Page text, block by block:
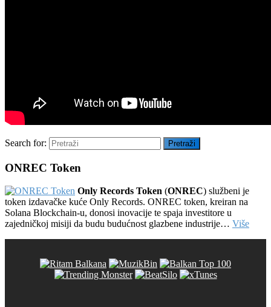
Search for: Pretraži
ONREC Token
Only Records Token (ONREC) službeni je
token izdavačke kuće Only Records. ONREC token, kreiran na
Solana Blockchain-u, donosi inovacije te spaja investitore u
zajedničkoj misiji da budu budućnost glazbene industrije… Više